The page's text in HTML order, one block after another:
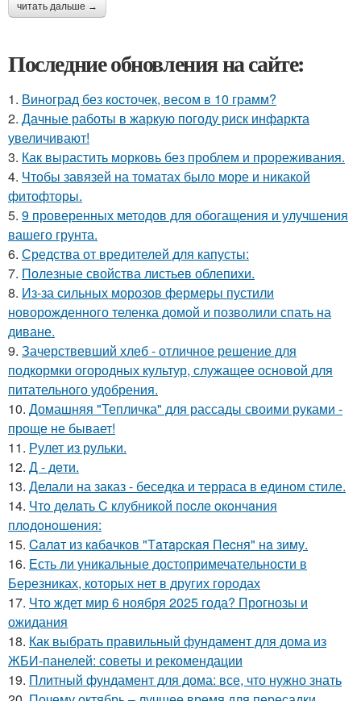
читать дальше →
Последние обновления на сайте:
1. Виноград без косточек, весом в 10 грамм?
2. Дачные работы в жаркую погоду риск инфаркта
увеличивают!
3. Как вырастить морковь без проблем и прореживания.
4. Чтобы завязей на томатах было море и никакой
фитофторы.
5. 9 проверенных методов для обогащения и улучшения
вашего грунта.
6. Средства от вредителей для капусты:
7. Полезные свойства листьев облепихи.
8. Из-за сильных морозов фермеры пустили
новорожденного теленка домой и позволили спать на
диване.
9. Зачерствевший хлеб - отличное решение для
подкормки огородных культур, служащее основой для
питательного удобрения.
10. Домашняя "Тепличка" для рассады своими руками -
проще не бывает!
11. Рулет из рульки.
12. Д - дeти.
13. Делали на заказ - беседка и терраса в едином стиле.
14. Чтo дeлaть C клубникoй пocлe oкoнчaния
плoдoнoшeния:
15. Caлaт из кaбaчкoв "Тaтapcкaя Пecня" нa зиму.
16. Есть ли уникальные достопримечательности в
Березниках, которых нет в других городах
17. Что ждет мир 6 ноября 2025 года? Прогнозы и
ожидания
18. Как выбрать правильный фундамент для дома из
ЖБИ-панелей: советы и рекомендации
19. Плитный фундамент для дома: все, что нужно знать